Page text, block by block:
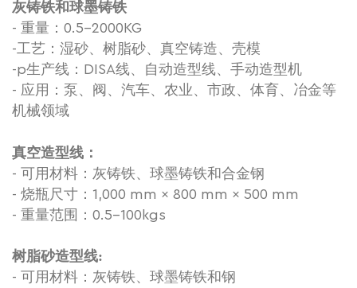
灰铸铁和球墨铸铁
- 重量：0.5-2000KG
-工艺：湿砂、树脂砂、真空铸造、壳模
-p生产线：DISA线、自动造型线、手动造型机
- 应用：泵、阀、汽车、农业、市政、体育、冶金等
机械领域
真空造型线：
- 可用材料：灰铸铁、球墨铸铁和合金钢
- 烧瓶尺寸：1,000 mm × 800 mm × 500 mm
- 重量范围：0.5-100kgs
树脂砂造型线:
- 可用材料：灰铸铁、球墨铸铁和钢